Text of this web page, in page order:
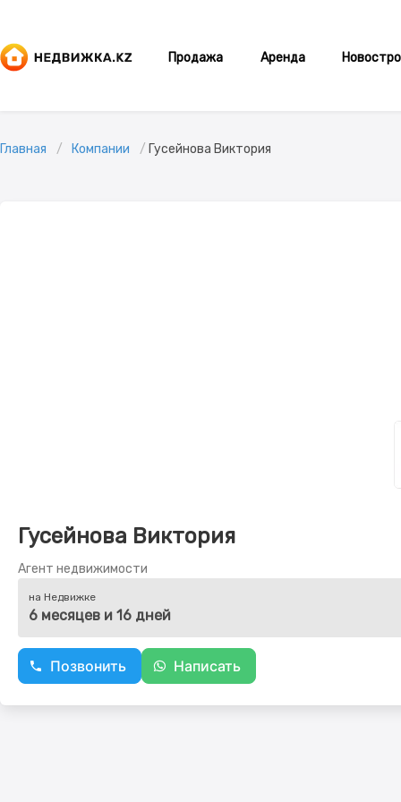
Продажа Аренда
Главная Компании Гусейнова Виктория
Гусейнова Виктория
Агент недвижимости
на Недвижке
6 месяцев и 16 дней
Позвонить Написать